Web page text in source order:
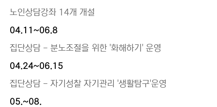
노인상담강좌 14개 개설
04.11~06.8
집단상담 - 분노조절을 위한 '화해하기' 운영
04.24~06.15
집단상담 - 자기성찰 자기관리 '생활탐구'운영
05.~08.